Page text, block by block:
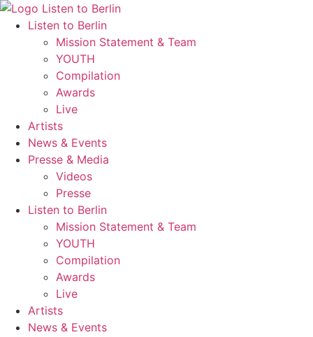
Zum
Inhalt
wechseln
Listen to Berlin
Mission Statement & Team
YOUTH
Compilation
Awards
Live
Artists
News & Events
Presse & Media
Videos
Presse
Listen to Berlin
Mission Statement & Team
YOUTH
Compilation
Awards
Live
Artists
News & Events